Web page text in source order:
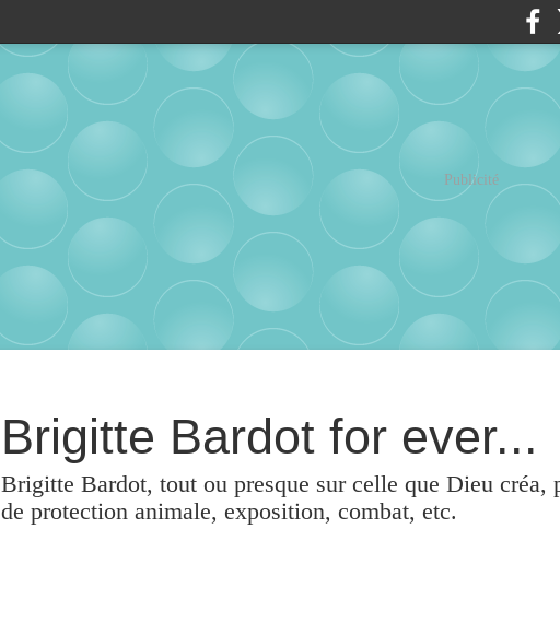
Publicité
Brigitte Bardot for ever...
Brigitte Bardot, tout ou presque sur celle que Dieu
de protection animale, exposition, combat, etc.